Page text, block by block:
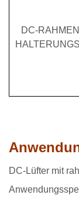
DC-
DC-Lüfter mit